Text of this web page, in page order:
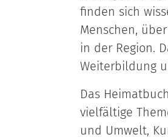
finden sich
Menschen,
in der Region.
Weiterbildung
Das
vielfältige
und Umwelt,